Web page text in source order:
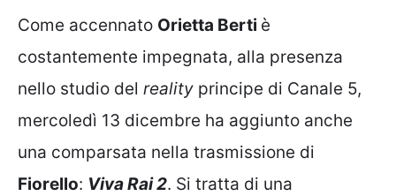
Come accennato Orietta Berti è
costantemente impegnata, alla presenza
nello studio del reality principe di Canale 5,
mercoledì 13 dicembre ha aggiunto anche
una comparsata nella trasmissione di
Fiorello: Viva Rai 2. Si tratta di una